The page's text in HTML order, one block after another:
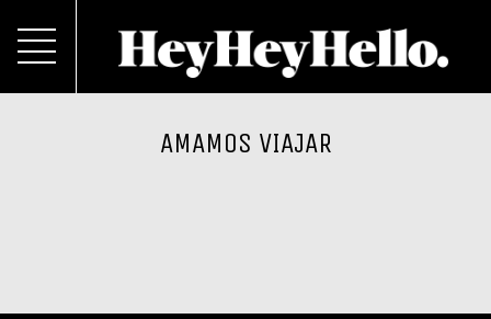
AMAMOS VIAJAR